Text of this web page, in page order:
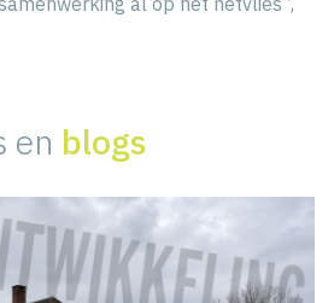
en blogs